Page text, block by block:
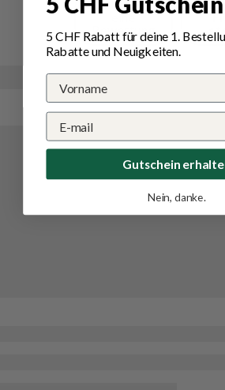
Schreibe
eine
Bewertung
5 CHF Rabatt für deine 1.
Rabatte und Neuigkeiten.
Gutschein
Nein, danke.